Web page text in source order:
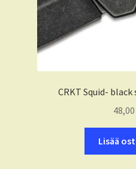
CRKT Squid-
48,00
Lisää